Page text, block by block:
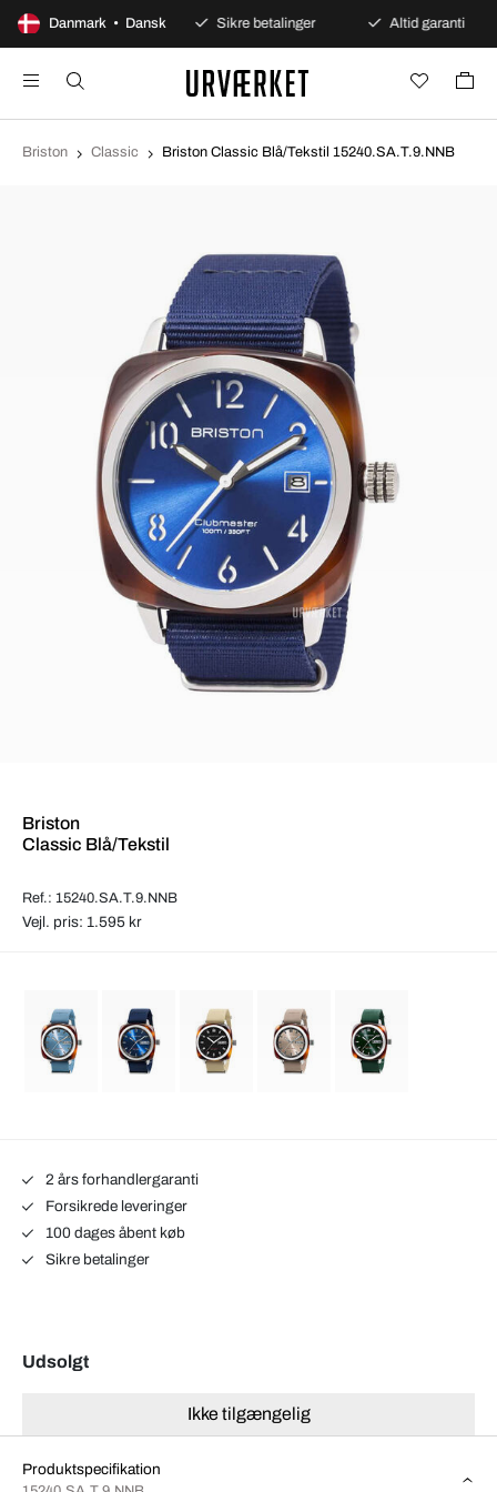
Danmark • Dansk
100 dages åbent køb Sikre betalinger Altid garanti
Briston Classic Briston Classic Blå/Tekstil 15240.SA.T.9.NNB
Briston
Classic Blå/Tekstil
Ref.: 15240.SA.T.9.NNB
Vejl. pris: 1.595 kr
2 års forhandlergaranti
Forsikrede leveringer
100 dages åbent køb
Sikre betalinger
Udsolgt
Ikke tilgængelig
Produktspecifikation